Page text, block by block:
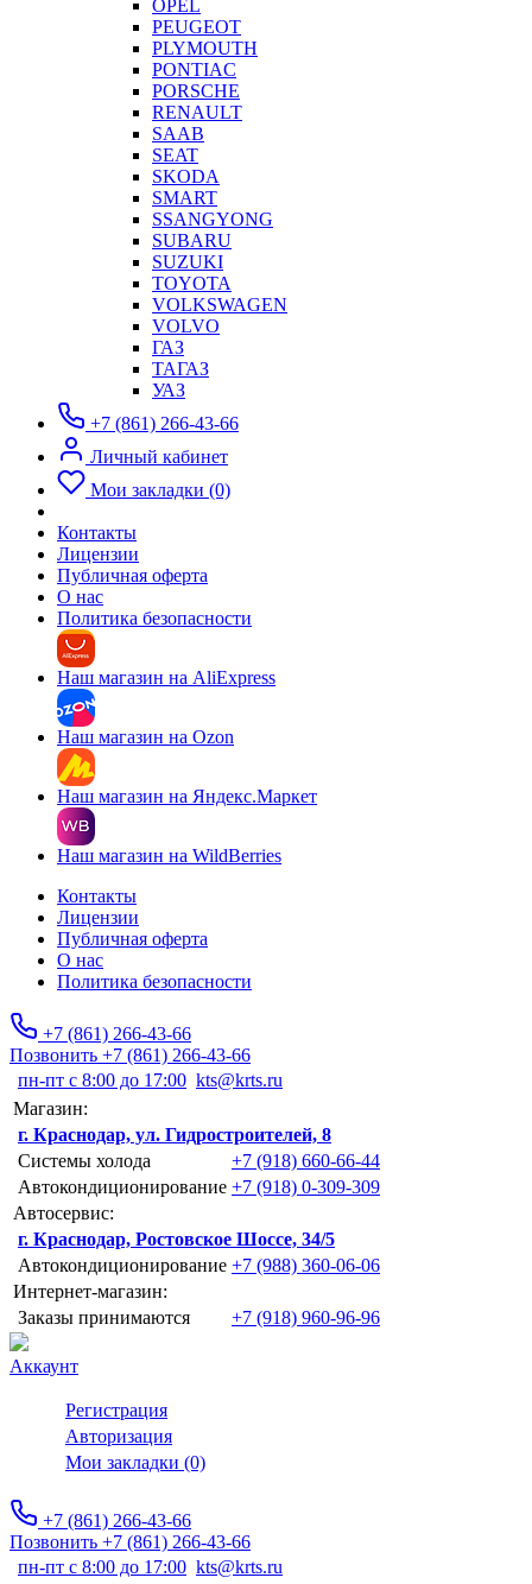
OPEL
PEUGEOT
PLYMOUTH
PONTIAC
PORSCHE
RENAULT
SAAB
SEAT
SKODA
SMART
SSANGYONG
SUBARU
SUZUKI
TOYOTA
VOLKSWAGEN
VOLVO
ГАЗ
ТАГАЗ
УАЗ
+7 (861) 266-43-66
Личный кабинет
Мои закладки (0)
Контакты
Лицензии
Публичная оферта
О нас
Политика безопасности
Наш магазин на AliExpress
Наш магазин на Ozon
Наш магазин на Яндекс.Маркет
Наш магазин на WildBerries
Контакты
Лицензии
Публичная оферта
О нас
Политика безопасности
+7 (861) 266-43-66
Позвонить +7 (861) 266-43-66
пн-пт с 8:00 до 17:00 kts@krts.ru
Магазин:
г. Краснодар, ул. Гидростроителей, 8
Системы холода
+7 (918) 660-66-44
Автокондиционирование +7 (918) 0-309-309
Автосервис:
г. Краснодар, Ростовское Шоссе, 34/5
Автокондиционирование +7 (988) 360-06-06
Интернет-магазин:
Заказы принимаются
+7 (918) 960-96-96
Аккаунт
Регистрация
Авторизация
Мои закладки (0)
+7 (861) 266-43-66
Позвонить +7 (861) 266-43-66
пн-пт с 8:00 до 17:00 kts@krts.ru